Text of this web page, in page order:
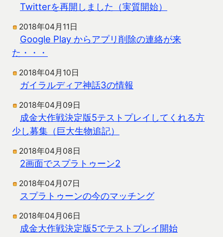
Twitterを再開しました（実質開始）
2018年04月11日
Google Play からアプリ削除の連絡が来
た・・・
2018年04月10日
ガイラルディア神話3の情報
2018年04月09日
成金大作戦決定版5テストプレイしてくれる方
少し募集（巨大生物追記）
2018年04月08日
2画面でスプラトゥーン2
2018年04月07日
スプラトゥーンの今のマッチング
2018年04月06日
成金大作戦決定版5でテストプレイ開始